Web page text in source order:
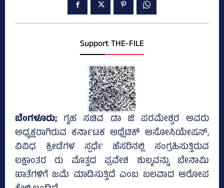
Support THE-FILE
ಬೆಂಗಳೂರು; ಗೃಹ ಸಚಿವ ಡಾ ಜಿ ಪರಮೇಶ್ವರ ಅವರು
ಅಧ್ಯಕ್ಷರಾಗಿರುವ ಕರ್ನಾಟಕ ಅಥ್ಲೆಟಿಕ್‌ ಅಸೋಸಿಯೇಷನ್‌,
ವಿವಿಧ ಕ್ರೀಡೆಗಳ ಸ್ಪರ್ಧೆ ಹೆಸರಿನಲ್ಲಿ ಸಂಗ್ರಹಿಸುತ್ತಿರುವ
ಲಕ್ಷಾಂತರ ರು ಮೊತ್ತದ ಪ್ರವೇಶ ಶುಲ್ಕವನ್ನು ಬೇನಾಮಿ
ಖಾತೆಗಳಿಗೆ ಜಮೆ ಮಾಡಿಸುತ್ತಿದೆ ಎಂಬ ಬಲವಾದ ಆರೋಪ